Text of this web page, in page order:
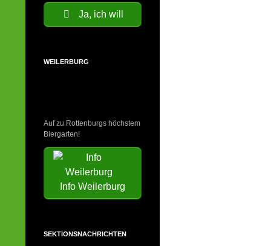
Ja, ich will
WEILERBURG
Auf zu Rottenburgs höchstem
Biergarten!
Info Weilerburg
SEKTIONSNACHRICHTEN